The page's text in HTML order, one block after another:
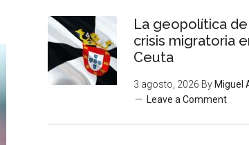
La geopolítica
crisis migratoria
Ceuta
3 agosto, 2026 By Miguel
Leave a Comment